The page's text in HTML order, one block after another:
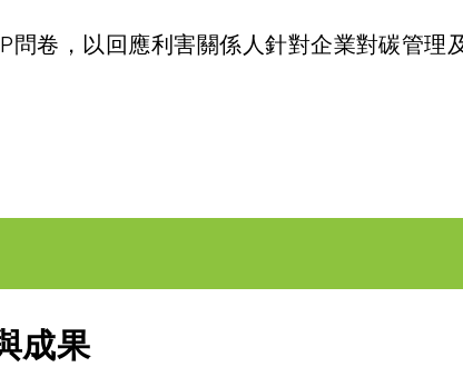
問卷，以回應利害關係人針對企業對碳管理
成果